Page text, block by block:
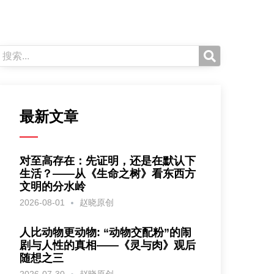
最新文章
对至高存在：先证明，还是在默认下
生活？——从《生命之树》看东西方
文明的分水岭
2026-08-01 赵晓原创
人比动物更动物: “动物交配粉”的闹
剧与人性的真相——《灵与肉》观后
随想之三